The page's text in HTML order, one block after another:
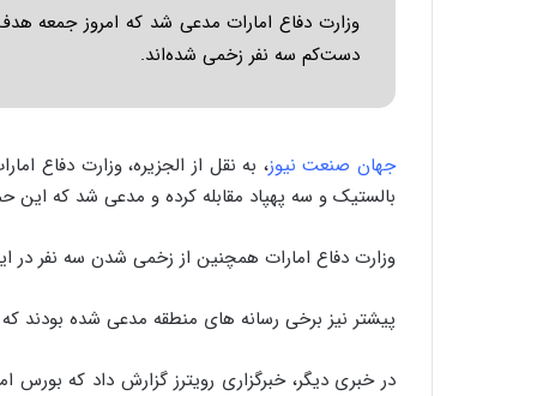
وزارت دفاع امارات مدعی شد که امروز جمعه
دست‌کم سه نفر زخمی شده‌اند.
جهان صنعت نیوز، به نقل از الجزیره، وزارت دفاع
بالستیک و سه پهپاد مقابله کرده و مدعی شد که
وزارت دفاع امارات همچنین از زخمی شدن سه نفر در
پیشتر نیز برخی رسانه های منطقه مدعی شده بودند
در خبری دیگر، خبرگزاری رویترز گزارش داد که